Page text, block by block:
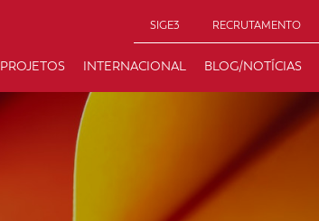
SIGE3 RECRUTAMENTO
PROJETOS INTERNACIONAL BLOG/NOTÍCIAS